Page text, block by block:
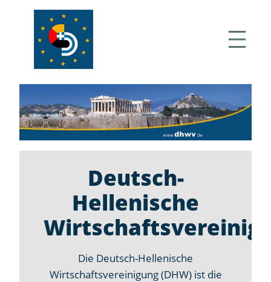
springen
Hellenische
Wirtschaftsvereinigung
e.V.
Deutsch-
Hellenische
Die Deutsch-Hellenische
Wirtschaftsvereinigung (DHW) ist die